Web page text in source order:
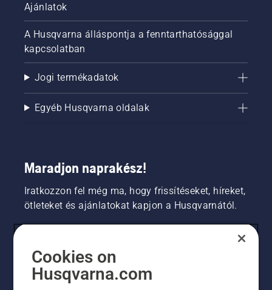
Ajánlatok
A Husqvarna álláspontja a fenntarthatósággal
kapcsolatban
Jogi termékadatok
Egyéb Husqvarna oldalak
Maradjon naprakész!
Iratkozzon fel még ma, hogy frissítéseket, híreket,
ötleteket és ajánlatokat kapjon a Husqvarnától.
Cookies on
Husqvarna.com